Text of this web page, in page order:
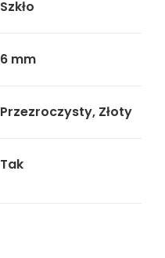
Szkło
6 mm
Przezroczysty, Złoty
Tak